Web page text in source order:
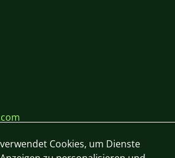
Cookies, um Dienste